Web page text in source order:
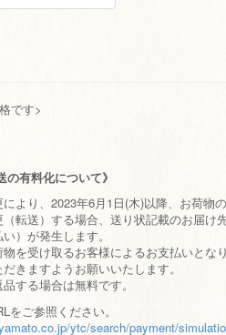
です>
の有料化について》
より、2023年6月1日(木)以降、お荷物
転送）する場合、送り状記載のお届け
）が発生します。
物を受け取るお客様によるお支払いとな
きますようお願いいたします。
する場合は無料です。
をご参照ください。
ytc/search/payment/